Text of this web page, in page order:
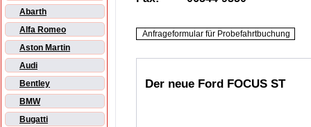
Abarth
Alfa Romeo
Aston Martin
Audi
Bentley
BMW
Bugatti
Der neue Ford FOCUS ST